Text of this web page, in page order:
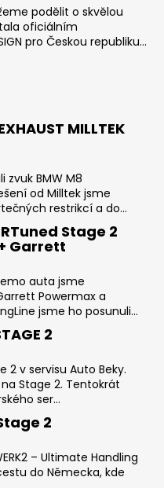
podělit o skvělou
oficiálním
pro Českou republiku...
MILLTEK
zvuk BMW M8
od Milltek jsme
restrikcí a do...
Stage 2
Garrett
auta jsme
Powermax a
jsme ho posunuli...
2
2 v servisu Auto Beky.
Stage 2. Tentokrát
ser...
2
– Ultimate Handling
do Německa, kde